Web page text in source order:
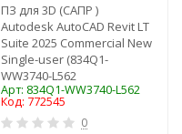
ПЗ для 3D (САПР )
Autodesk AutoCAD Revit LT
Suite 2025 Commercial New
Single-user (834Q1-
WW3740-L562
Арт: 834Q1-WW3740-L562
Код: 772545
0